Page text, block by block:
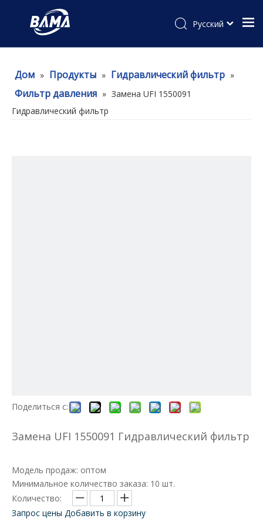
Pусский
Дом » Продукты » Гидравлический фильтр »
Фильтр давления » Замена UFI 1550091
Гидравлический фильтр
Поделиться с:
Замена UFI 1550091 Гидравлический фильтр
Модель продаж: оптом
Минимальное количество заказа: 10 шт.
Количество:
Запрос цены Добавить в корзину